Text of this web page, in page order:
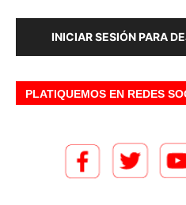
INICIAR SESIÓN PARA
PLATIQUEMOS EN REDES